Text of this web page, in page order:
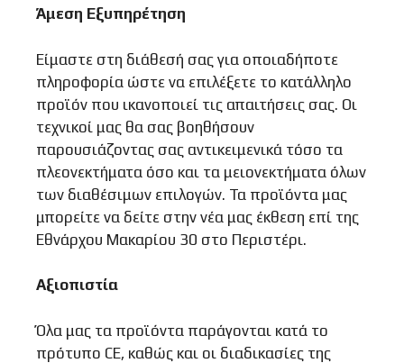
Άμεση Εξυπηρέτηση
Είμαστε στη διάθεσή σας για οποιαδήποτε
πληροφορία ώστε να επιλέξετε το κατάλληλο
προϊόν που ικανοποιεί τις απαιτήσεις σας. Οι
τεχνικοί μας θα σας βοηθήσουν
παρουσιάζοντας σας αντικειμενικά τόσο τα
πλεονεκτήματα όσο και τα μειονεκτήματα όλων
των διαθέσιμων επιλογών. Τα προϊόντα μας
μπορείτε να δείτε στην νέα μας έκθεση επί της
Εθνάρχου Μακαρίου 30 στο Περιστέρι.
Αξιοπιστία
Όλα μας τα προϊόντα παράγονται κατά το
πρότυπο CE, καθώς και οι διαδικασίες της